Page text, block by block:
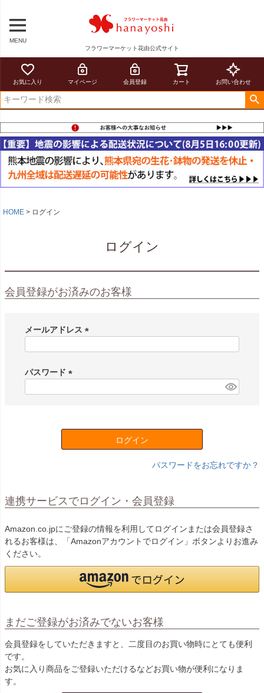
MENU
フラワーマーケット花由公式サイト
お気に入り マイページ 会員登録 カート お問い合わせ
HOME ログイン
ログイン
会員登録がお済みのお客様
メールアドレス
)
パスワード
ログイン
パスワードをお忘れですか？
連携サービスでログイン・会員登録
Amazon.co.jpにご登録の情報を利用してログインまたは会員登録さ
れるお客様は、「Amazonアカウントでログイン」ボタンよりお進み
ください。
まだご登録がお済みでないお客様
会員登録をしていただきますと、二度目のお買い物時にとても便利
です。
お気に入り商品をご登録いただけるなどお買い物が便利になりま
す。